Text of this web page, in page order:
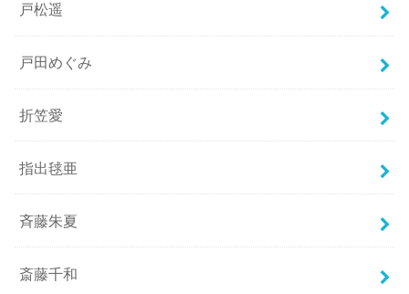
戸松遥
戸田めぐみ
折笠愛
指出毬亜
斉藤朱夏
斎藤千和